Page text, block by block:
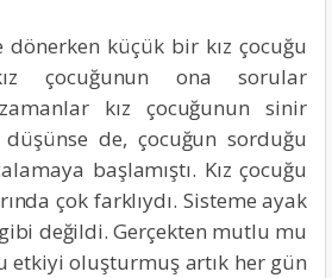
küçük bir kız çocuğu
çocuğunun ona sorular
kız çocuğunun sinir
de, çocuğun sorduğu
başlamıştı. Kız çocuğu
çok farklıydı. Sisteme ayak
değildi. Gerçekten mutlu mu
etkiyi oluşturmuş artık her gün